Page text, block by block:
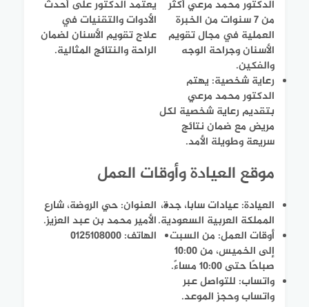
الدكتور محمد مرعي أكثر
من 7 سنوات من الخبرة
العملية في مجال تقويم
الأسنان وجراحة الوجه
والفكين.
يعتمد الدكتور على أحدث
الأدوات والتقنيات في
علاج تقويم الأسنان لضمان
الراحة والنتائج المثالية.
رعاية شخصية: يهتم
الدكتور محمد مرعي
بتقديم رعاية شخصية لكل
مريض مع ضمان نتائج
سريعة وطويلة الأمد.
موقع العيادة وأوقات العمل
العيادة: عيادات سابا، جدة،
المملكة العربية السعودية.
العنوان: حي الروضة، شارع
الأمير محمد بن عبد العزيز.
أوقات العمل: من السبت
إلى الخميس، من 10:00
صباحًا حتى 10:00 مساءً.
الهاتف: 0125108000
واتساب: للتواصل عبر
واتساب وحجز الموعد.